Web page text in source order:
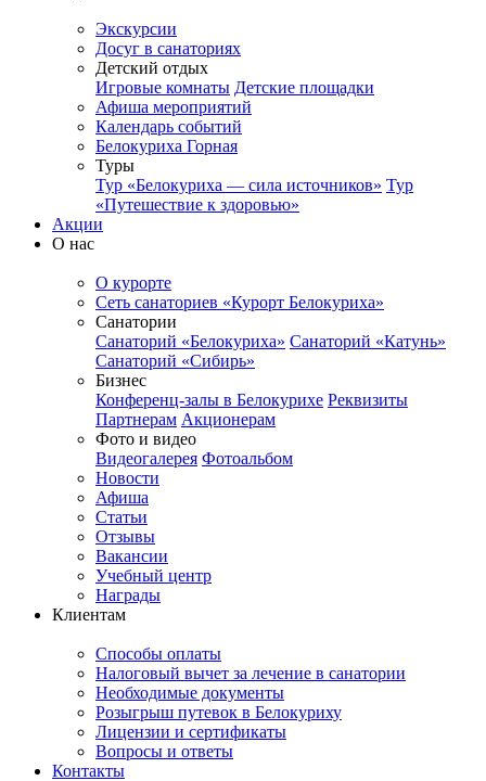
Экскурсии
Досуг в санаториях
Детский отдых
Игровые комнаты Детские площадки
Афиша мероприятий
Календарь событий
Белокуриха Горная
Туры
Тур «Белокуриха — сила источников» Тур
«Путешествие к здоровью»
Акции
О нас
О курорте
Сеть санаториев «Курорт Белокуриха»
Санатории
Санаторий «Белокуриха» Санаторий «Катунь»
Санаторий «Сибирь»
Бизнес
Конференц-залы в Белокурихе Реквизиты
Партнерам Акционерам
Фото и видео
Видеогалерея Фотоальбом
Новости
Афиша
Статьи
Отзывы
Вакансии
Учебный центр
Награды
Клиентам
Способы оплаты
Налоговый вычет за лечение в санатории
Необходимые документы
Розыгрыш путевок в Белокуриху
Лицензии и сертификаты
Вопросы и ответы
Контакты